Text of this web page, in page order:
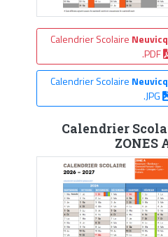
Calendrier Scolaire
.PDF
Calendrier Scolaire
.JPG
Calendrier
ZONES